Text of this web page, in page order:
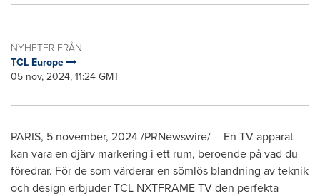
NYHETER FRÅN
TCL Europe
05 nov, 2024, 11:24 GMT
PARIS, 5 november, 2024/PRNewswire/ -- En TV-apparat
kan vara en djärv markering i ett rum, beroende på vad du
föredrar. För de som värderar en sömlös blandning av teknik
och design erbjuder TCL NXTFRAME TV den perfekta